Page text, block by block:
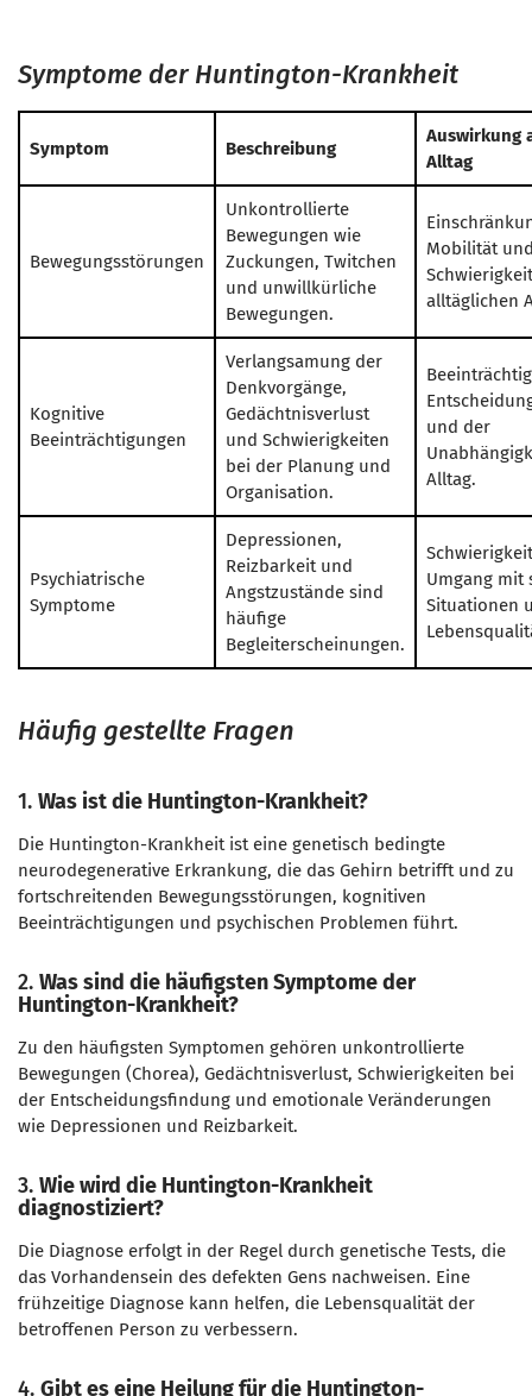
Symptome der Huntington-Krankheit
Symptom Beschreibung
Auswirkung
Alltag
Bewegungsstörungen
Unkontrollierte
Bewegungen wie
Zuckungen, Twitchen
und unwillkürliche
Bewegungen.
Mobilität
alltäglichen
Kognitive
Beeinträchtigungen
Verlangsamung der
Denkvorgänge,
Gedächtnisverlust
und Schwierigkeiten
bei der Planung und
Organisation.
und der
Alltag.
Psychiatrische
Symptome
Depressionen,
Reizbarkeit und
Angstzustände sind
häufige
Begleiterscheinungen.
Umgang mit
Situationen
Häufig gestellte Fragen
1. Was ist die Huntington-Krankheit?
Die Huntington-Krankheit ist eine genetisch bedingte
neurodegenerative Erkrankung, die das Gehirn betrifft und zu
fortschreitenden Bewegungsstörungen, kognitiven
Beeinträchtigungen und psychischen Problemen führt.
2. Was sind die häufigsten Symptome der
Huntington-Krankheit?
Zu den häufigsten Symptomen gehören unkontrollierte
Bewegungen (Chorea), Gedächtnisverlust, Schwierigkeiten bei
der Entscheidungsfindung und emotionale Veränderungen
wie Depressionen und Reizbarkeit.
3. Wie wird die Huntington-Krankheit
diagnostiziert?
Die Diagnose erfolgt in der Regel durch genetische Tests, die
das Vorhandensein des defekten Gens nachweisen. Eine
frühzeitige Diagnose kann helfen, die Lebensqualität der
betroffenen Person zu verbessern.
4. Gibt es eine Heilung für die Huntington-